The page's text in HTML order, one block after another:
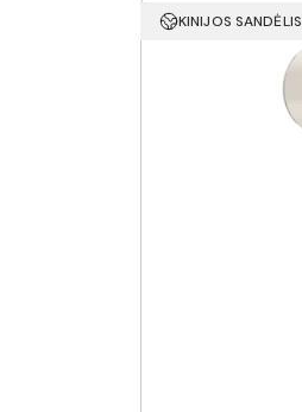
KINIJOS SANDĖLIS